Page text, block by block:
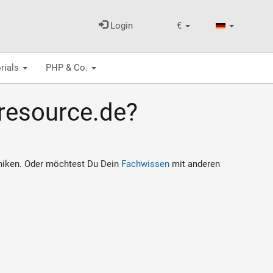
€
Login
PHP & Co.
Oder möchtest Du Dein Fachwissenmit anderen